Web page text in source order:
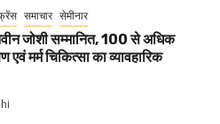
समाचार सेमीनार
जोशी सम्मानित, 100 से अधिक
एवं मर्म चिकित्सा का व्यावहारिक